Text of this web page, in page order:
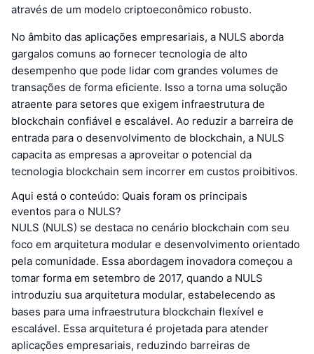
através de um modelo criptoeconômico robusto.
No âmbito das aplicações empresariais, a NULS aborda
gargalos comuns ao fornecer tecnologia de alto
desempenho que pode lidar com grandes volumes de
transações de forma eficiente. Isso a torna uma solução
atraente para setores que exigem infraestrutura de
blockchain confiável e escalável. Ao reduzir a barreira de
entrada para o desenvolvimento de blockchain, a NULS
capacita as empresas a aproveitar o potencial da
tecnologia blockchain sem incorrer em custos proibitivos.
Aqui está o conteúdo: Quais foram os principais
eventos para o NULS?
NULS (NULS) se destaca no cenário blockchain com seu
foco em arquitetura modular e desenvolvimento orientado
pela comunidade. Essa abordagem inovadora começou a
tomar forma em setembro de 2017, quando a NULS
introduziu sua arquitetura modular, estabelecendo as
bases para uma infraestrutura blockchain flexível e
escalável. Essa arquitetura é projetada para atender
aplicações empresariais, reduzindo barreiras de